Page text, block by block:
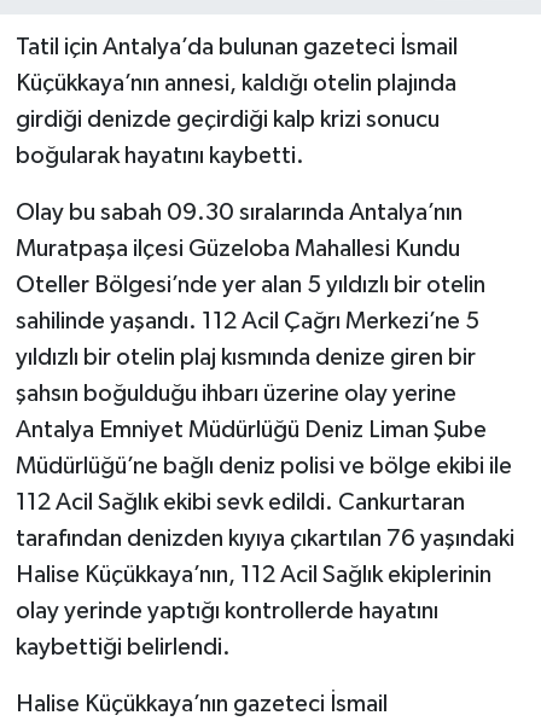
Tatil için Antalya’da bulunan gazeteci İsmail
Küçükkaya’nın annesi, kaldığı otelin plajında
girdiği denizde geçirdiği kalp krizi sonucu
boğularak hayatını kaybetti.
Olay bu sabah 09.30 sıralarında Antalya’nın
Muratpaşa ilçesi Güzeloba Mahallesi Kundu
Oteller Bölgesi’nde yer alan 5 yıldızlı bir otelin
sahilinde yaşandı. 112 Acil Çağrı Merkezi’ne 5
yıldızlı bir otelin plaj kısmında denize giren bir
şahsın boğulduğu ihbarı üzerine olay yerine
Antalya Emniyet Müdürlüğü Deniz Liman Şube
Müdürlüğü’ne bağlı deniz polisi ve bölge ekibi ile
112 Acil Sağlık ekibi sevk edildi. Cankurtaran
tarafından denizden kıyıya çıkartılan 76 yaşındaki
Halise Küçükkaya’nın, 112 Acil Sağlık ekiplerinin
olay yerinde yaptığı kontrollerde hayatını
kaybettiği belirlendi.
Halise Küçükkaya’nın gazeteci İsmail